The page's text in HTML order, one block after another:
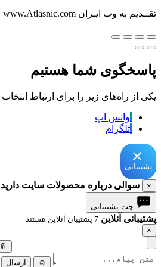
تقــدیم به وب ایـران www.Atlasnic.com
پاسخگوی شما هستیم
یکی از راه‌های زیر را برای ارتباط انتخاب
واتس اپ
تلگرام
پشتیبانی
× سوالی درباره محصولات سایت
چت پشتیبانی
پشتیبانی آنلاین 7 پشتیبان آنلاین هستند
×
📎
☺
ارسال